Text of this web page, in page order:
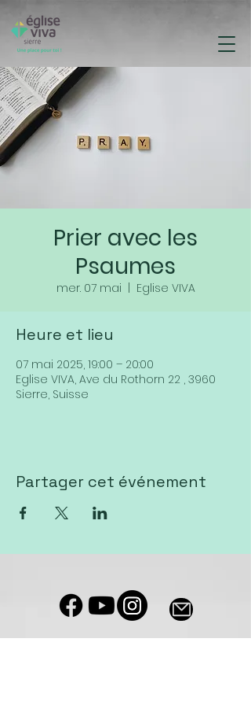
Prier avec les
Psaumes
mer. 07 mai Eglise VIVA
Heure et lieu
07 mai 2025, 19:00 – 20:00
Eglise VIVA, Ave du Rothorn 22 , 3960
Sierre, Suisse
Partager cet événement